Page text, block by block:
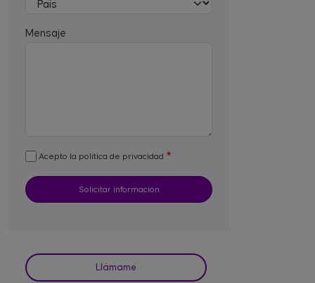
Mensaje
Acepto la política de privacidad
Llámame